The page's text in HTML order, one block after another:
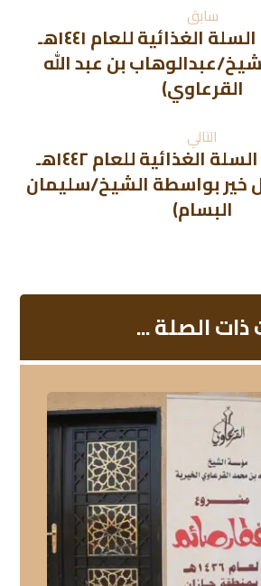
سابق
مشروع توزيع السلة الغذائية للعام ١٤٤١هـ
عبدالوهاب بن عبد الله
القرعاوي)
التالي
مشروع توزيع السلة الغذائية للعام ١٤٤٢هـ
خير بواسطة الشيخ/سليمان
البسام)
الصلة ...